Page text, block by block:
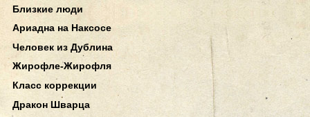
Близкие люди
Ариадна на Наксосе
Человек из Дублина
Жирофле-Жирофля
Класс коррекции
Дракон Шварца